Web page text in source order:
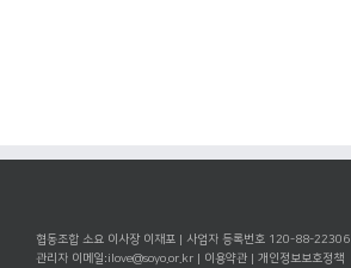
협동조합 소요 이사장 이재포 | 사업자 등록번호 120-88-22306
관리자 이메일:ilove@soyo.or.kr 이용약관
개인정보보호정책